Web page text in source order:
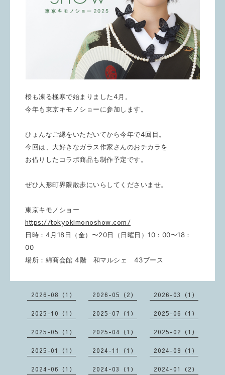
桜も凍る極寒で始まりました4月。
今年も東京キモノショーに参加します。
ひょんなご縁をいただいてから今年で4回目。
今回は、大好きなガラス作家さんのおチカラを
お借りしたコラボ商品も制作予定です。
ぜひ 人形町界隈散歩にいらしてくださいませ。
東京キモノショー
https://tokyokimonoshow.com/
日時：4月18日（金）〜20日（日曜日）10：00〜18：
00
場所：綿商会館 4階 和マルシェ 43ブース
2026-08（1） 2026-05（2） 2026-03（1）
2025-10（1） 2025-07（1） 2025-06（1）
2025-05（1） 2025-04（1） 2025-02（1）
2025-01（1） 2024-11（1） 2024-09（1）
2024-06（1） 2024-03（1） 2024-01（2）